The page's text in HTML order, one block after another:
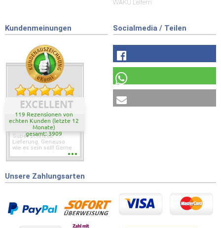
WAKÜ Leitern
Kundenmeinungen
EXCELLENT
119 Rezensionen von
echten Kunden (letzte 12
Monate)
gesamt: 3909
Super schnelle
Lieferung. Genauso
wie es sein soll! Gerne
wieder wenn ich was
Socialmedia / Teilen
Unsere Zahlungsarten